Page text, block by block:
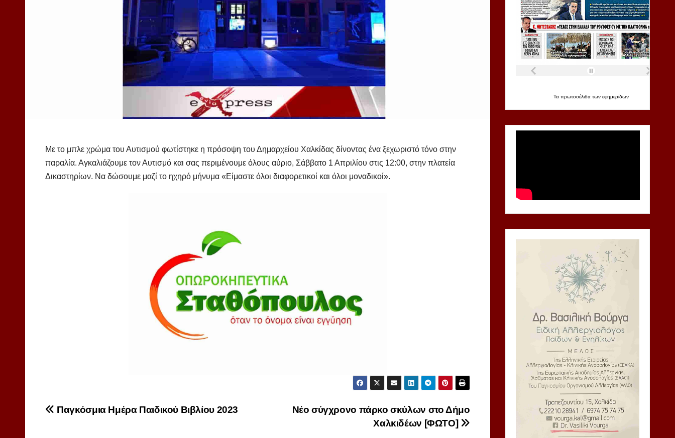
Με το μπλε χρώμα του Αυτισμού φωτίστηκε η πρόσοψη του Δημαρχείου Χαλκίδας δίνοντας ένα ξεχωριστό τόνο στην
παραλία. Αγκαλιάζουμε τον Αυτισμό και σας περιμένουμε όλους αύριο, Σάββατο 1 Απριλίου στις 12:00, στην πλατεία
Δικαστηρίων. Να δώσουμε μαζί το ηχηρό μήνυμα «Είμαστε όλοι διαφορετικοί και όλοι μοναδικοί».
Πλοήγηση
Νέο σύγχρονο πάρκο σκύλων στο Δήμο
Χαλκιδέων [ΦΩΤΟ]
Παγκόσμια Ημέρα Παιδικού Βιβλίου 2023
Τα πρωτοσέλιδα των εφημερίδων